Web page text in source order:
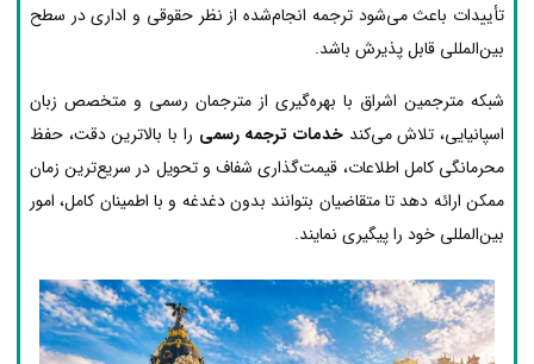
تأییدات باعث می‌شود ترجمه انجام‌شده از نظر حقوقی و اداری در سطح
بین‌المللی قابل پذیرش باشد.
شبکه مترجمین اشراق با بهره‌گیری از مترجمان رسمی و متخصص زبان
اسپانیایی، تلاش می‌کندخدمات ترجمه رسمی را با بالاترین دقت، حفظ
محرمانگی کامل اطلاعات، قیمت‌گذاری شفاف و تحویل در سریع‌ترین زمان
ممکن ارائه دهد تا متقاضیان بتوانند بدون دغدغه و با اطمینان کامل، امور
بین‌المللی خود را پیگیری نمایند.